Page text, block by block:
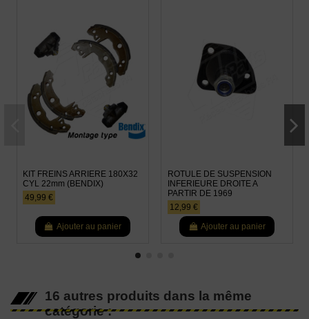
KIT FREINS ARRIERE 180X32
CYL 22mm (BENDIX)
49,99 €
Ajouter au panier
ROTULE DE SUSPENSION
INFERIEURE DROITE A
PARTIR DE 1969
12,99 €
Ajouter au panier
16 autres produits dans la même
catégorie :